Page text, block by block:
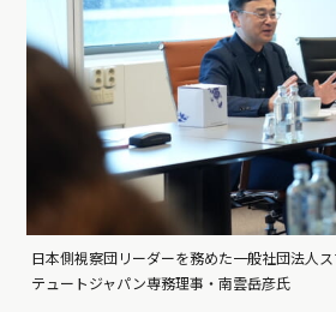
日本側視察団リーダーを務めた一般社団法人
テュートジャパン専務理事・南雲岳彦氏